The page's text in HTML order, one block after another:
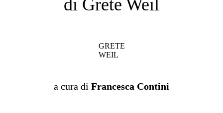
di Grete Weil
GRETE
WEIL
a cura di Francesca Contini